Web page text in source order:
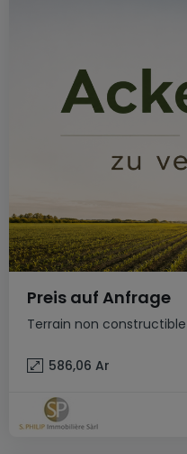
Terrain non constructible
Preis auf Anfrage
586,06 Ar